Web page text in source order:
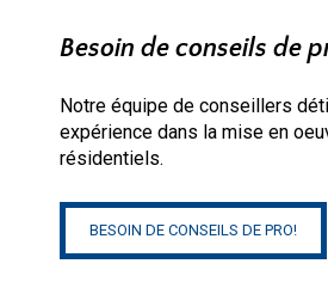
Besoin de conseils de
Notre équipe de conseillers
expérience dans la mise en
résidentiels.
BESOIN DE CONSEILS DE PRO!